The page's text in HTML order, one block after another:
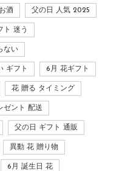
酒 父の日 人気 2025
ト 迷う
ない
ギフト 6月 花ギフト
花 贈る タイミング
ゼント 配送
父の日 ギフト 通販
異動 花 贈り物
6月 誕生日 花